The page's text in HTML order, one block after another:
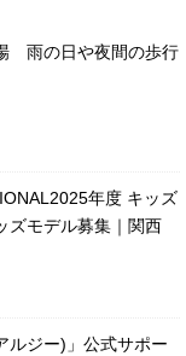
雨の日や夜間の歩行
年度 キッズ
ズモデル募集｜関西
ルジー)」公式サポー